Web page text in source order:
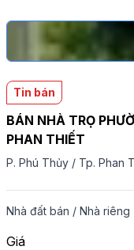
Tin bán
BÁN NHÀ TRỌ
PHAN THIẾT
P. Phú Thủy / Tp. Phan
Nhà đất bán / Nhà riêng
Giá